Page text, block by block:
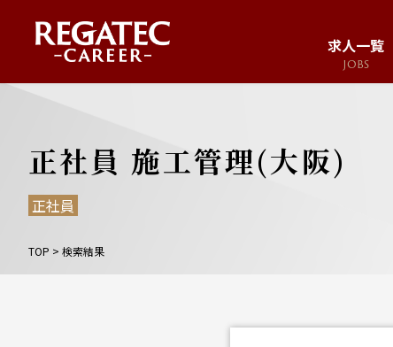
求人一覧
JOBS
正社員 施工管理(大阪)
正社員
TOP > 検索結果